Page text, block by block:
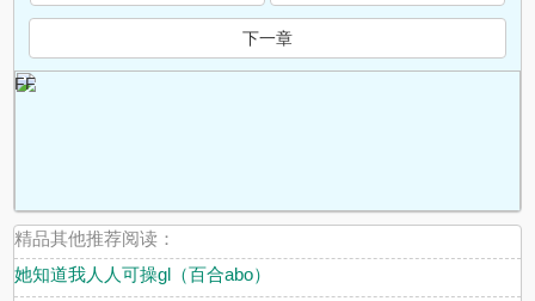
下一章
FF
精品其他推荐阅读：
她知道我人人可操gl（百合abo）